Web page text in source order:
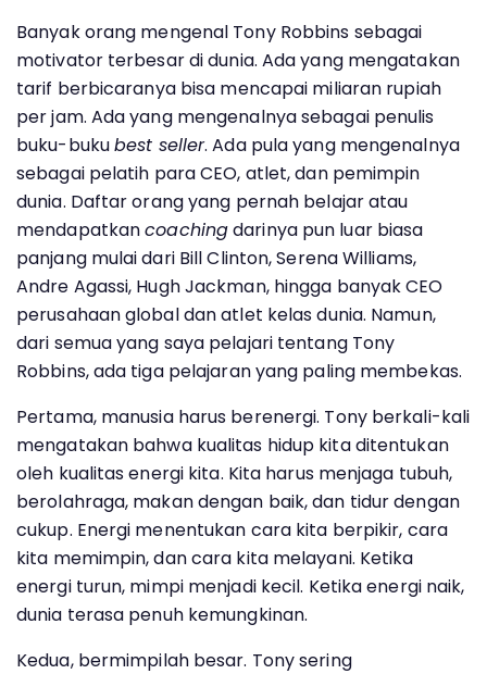
Banyak orang mengenal Tony Robbins sebagai
motivator terbesar di dunia. Ada yang mengatakan
tarif berbicaranya bisa mencapai miliaran rupiah
per jam. Ada yang mengenalnya sebagai penulis
buku-bukubest seller. Ada pula yang mengenalnya
sebagai pelatih para CEO, atlet, dan pemimpin
dunia. Daftar orang yang pernah belajar atau
mendapatkancoachingdarinya pun luar biasa
panjang mulai dari Bill Clinton, Serena Williams,
Andre Agassi, Hugh Jackman, hingga banyak CEO
perusahaan global dan atlet kelas dunia. Namun,
dari semua yang saya pelajari tentang Tony
Robbins, ada tiga pelajaran yang paling membekas.
Pertama, manusia harus berenergi. Tony berkali-kali
mengatakan bahwa kualitas hidup kita ditentukan
oleh kualitas energi kita. Kita harus menjaga tubuh,
berolahraga, makan dengan baik, dan tidur dengan
cukup. Energi menentukan cara kita berpikir, cara
kita memimpin, dan cara kita melayani. Ketika
energi turun, mimpi menjadi kecil. Ketika energi naik,
dunia terasa penuh kemungkinan.
Kedua, bermimpilah besar. Tony sering